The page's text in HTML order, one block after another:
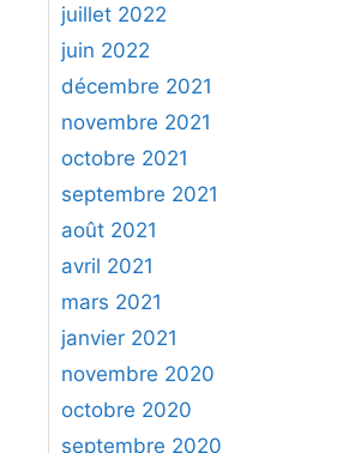
juillet 2022
juin 2022
décembre 2021
novembre 2021
octobre 2021
septembre 2021
août 2021
avril 2021
mars 2021
janvier 2021
novembre 2020
octobre 2020
septembre 2020